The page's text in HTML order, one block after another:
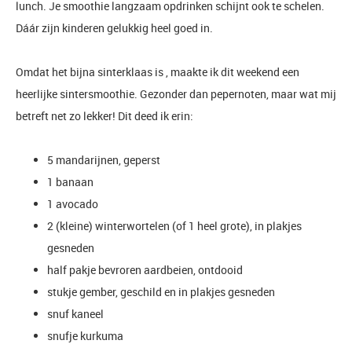
lunch. Je smoothie langzaam opdrinken schijnt ook te schelen.
Dáár zijn kinderen gelukkig heel goed in.
Omdat het bijna sinterklaas is , maakte ik dit weekend een
heerlijke sintersmoothie. Gezonder dan pepernoten, maar wat mij
betreft net zo lekker! Dit deed ik erin:
5 mandarijnen, geperst
1 banaan
1 avocado
2 (kleine) winterwortelen (of 1 heel grote), in plakjes
gesneden
half pakje bevroren aardbeien, ontdooid
stukje gember, geschild en in plakjes gesneden
snuf kaneel
snufje kurkuma